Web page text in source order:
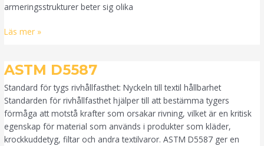
armeringsstrukturer beter sig olika
Läs mer »
ASTM D5587
Standard för tygs rivhållfasthet: Nyckeln till textil hållbarhet
Standarden för rivhållfasthet hjälper till att bestämma tygers
förmåga att motstå krafter som orsakar rivning, vilket är en kritisk
egenskap för material som används i produkter som kläder,
krockkuddetyg, filtar och andra textilvaror. ASTM D5587 ger en
ASTM